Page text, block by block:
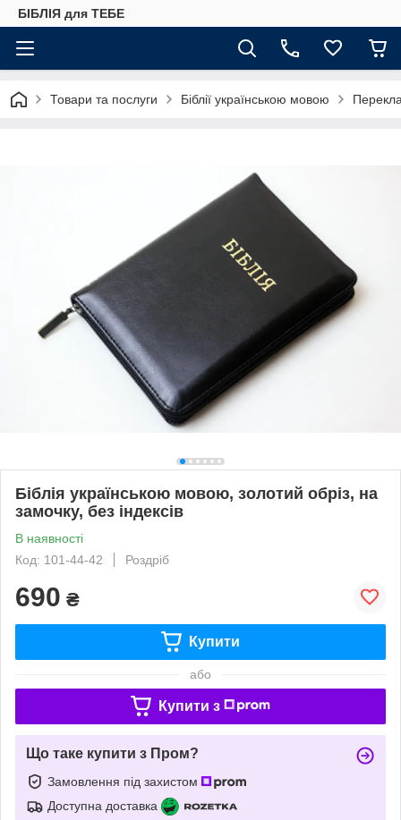
БІБЛІЯ для ТЕБЕ
Товари та послуги Біблії українською мовою
Біблія українською мовою, золотий обріз, на
замочку, без індексів
В наявності
Код: 101-44-42
Роздріб
690 ₴
Купити
або
Купити з
Що таке купити з Пром?
Замовлення під захистом
Доступна доставка